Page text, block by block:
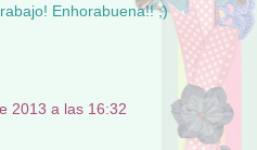
Enhorabuena!! ;)
2013 a las 16:32